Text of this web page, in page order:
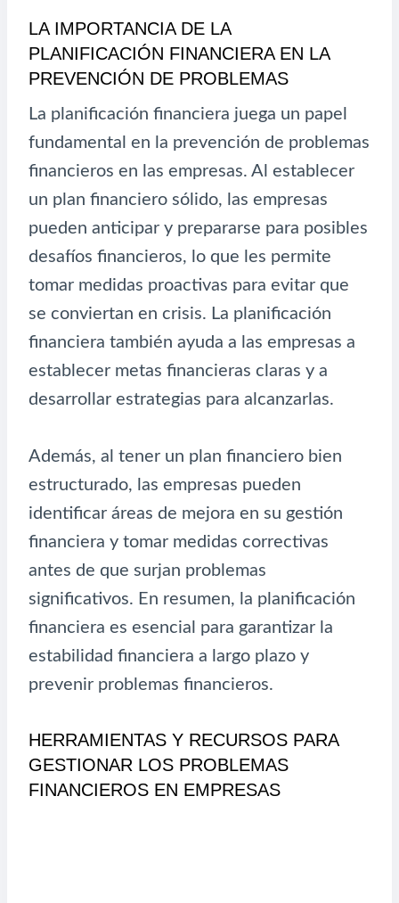
LA IMPORTANCIA DE LA
PLANIFICACIÓN FINANCIERA EN LA
PREVENCIÓN DE PROBLEMAS
La planificación financiera juega un papel
fundamental en la prevención de problemas
financieros en las empresas. Al establecer
un plan financiero sólido, las empresas
pueden anticipar y prepararse para posibles
desafíos financieros, lo que les permite
tomar medidas proactivas para evitar que
se conviertan en crisis. La planificación
financiera también ayuda a las empresas a
establecer metas financieras claras y a
desarrollar estrategias para alcanzarlas.
Además, al tener un plan financiero bien
estructurado, las empresas pueden
identificar áreas de mejora en su gestión
financiera y tomar medidas correctivas
antes de que surjan problemas
significativos. En resumen, la planificación
financiera es esencial para garantizar la
estabilidad financiera a largo plazo y
prevenir problemas financieros.
HERRAMIENTAS Y RECURSOS PARA
GESTIONAR LOS PROBLEMAS
FINANCIEROS EN EMPRESAS